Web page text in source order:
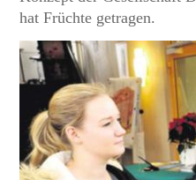
hat Früchte getragen.